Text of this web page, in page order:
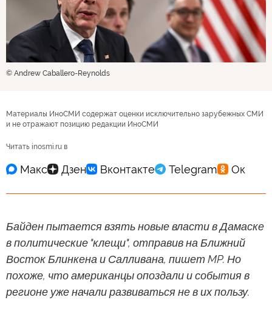
© Andrew Caballero-Reynolds
Материалы ИноСМИ содержат оценки исключительно зарубежных СМИ
и не отражают позицию редакции ИноСМИ
Читать inosmi.ru в
Байден пытается взять новые власти в Дамаске
в политические "клещи", отправив на Ближний
Восток Блинкена и Салливана, пишет MP. Но
похоже, что американцы опоздали и события в
регионе уже начали развиваться не в их пользу.